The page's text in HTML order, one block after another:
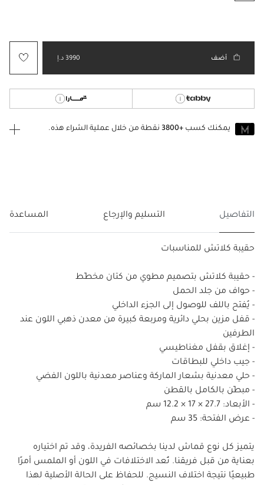
أضف 3990 د.إ
يمكنك كسب +3800
نقطة من خلال عملية الشراء هذه.
التفاصيل التسليم والإرجاع المساعدة
حقيبة كلاتش للمناسبات
- حقيبة كلاتش بتصميم مطوي من كتان مخطّط
- حواف من جلد الحمل
- يُفتح باللف للوصول إلى الجزء الداخلي
- قفل مزين بحلي دائرية ومربعة كبيرة من معدن ذهبي اللون عند
الطرفين
- إغلاق بقفل مغناطيسي
- جيب داخلي للبطاقات
- حلي معدنية بشعار الماركة وعناصر معدنية باللون الفضي
- مبطّن بالكامل بالقطن
- الأبعاد: 27.7 × 17 × 12.2 سم
- عرض الفتحة: 35 سم
يتميز كل نوع قماش لدينا بخصائصه الفريدة، وقد تم اختياره
بعناية من قبل فريقنا. تُعد الاختلافات في اللون أو الملمس أمرًا
طبيعيًا نتيجة اختلاف النسيج. للحفاظ على الحالة الأصلية لهذا